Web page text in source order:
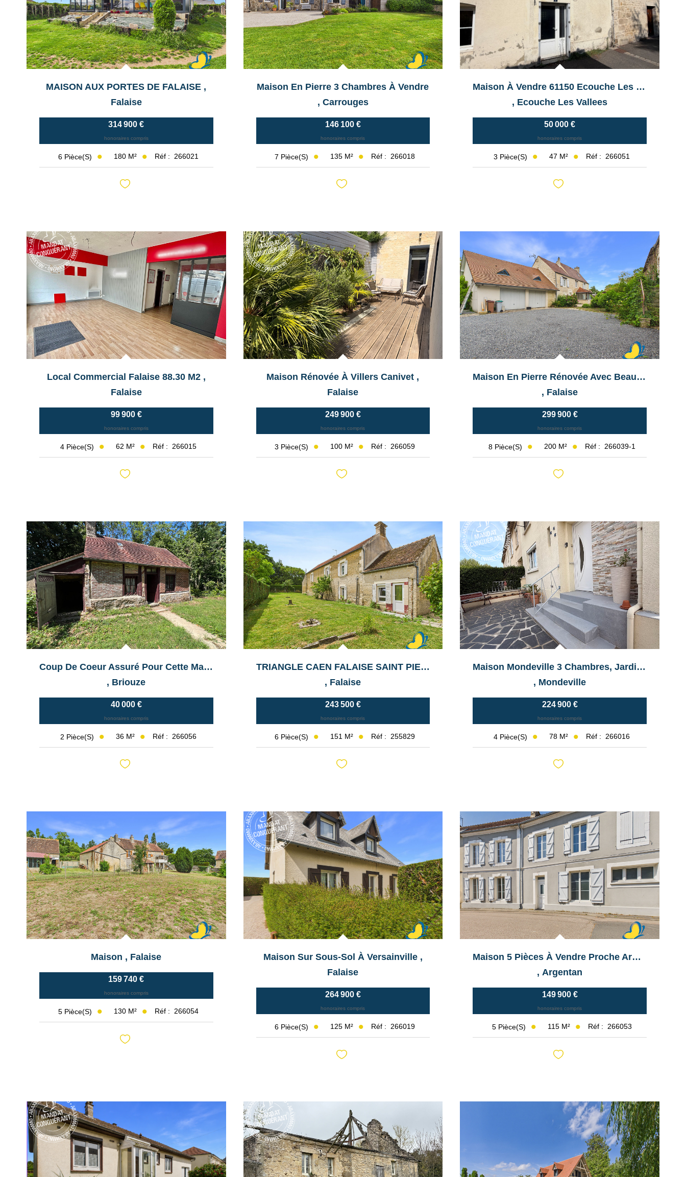
MAISON AUX PORTES DE FALAISE ,
Falaise
314 900 €
honoraires compris
6 Pièce(s) 180 M² Réf : 266021
Maison En Pierre 3 Chambres À Vendre
, Carrouges
146 100 €
honoraires compris
7 Pièce(s) 135 M² Réf : 266018
Maison À Vendre 61150 Ecouche Les Vallees
, Ecouche Les Vallees
50 000 €
honoraires compris
3 Pièce(s) 47 M² Réf : 266051
Exclusif
Local Commercial Falaise 88.30 M2 ,
Falaise
99 900 €
honoraires compris
4 Pièce(s) 62 M² Réf : 266015
Exclusif
Maison Rénovée À Villers Canivet ,
Falaise
249 900 €
honoraires compris
3 Pièce(s) 100 M² Réf : 266059
Maison En Pierre Rénovée Avec Beau Terrain!
, Falaise
299 900 €
honoraires compris
8 Pièce(s) 200 M² Réf : 266039-1
Coup De Coeur Assuré Pour Cette Maisonnette .
, Briouze
40 000 €
honoraires compris
2 Pièce(s) 36 M² Réf : 266056
TRIANGLE CAEN FALAISE SAINT PIERRE? Maison De + De 150m²...
, Falaise
243 500 €
honoraires compris
6 Pièce(s) 151 M² Réf : 255829
Exclusif
Maison Mondeville 3 Chambres, Jardin Et Sous-Sol
, Mondeville
224 900 €
honoraires compris
4 Pièce(s) 78 M² Réf : 266016
Maison , Falaise
159 740 €
honoraires compris
5 Pièce(s) 130 M² Réf : 266054
Exclusif
Maison Sur Sous-Sol À Versainville ,
Falaise
264 900 €
honoraires compris
6 Pièce(s) 125 M² Réf : 266019
Maison 5 Pièces À Vendre Proche Argentan 61200
,Argentan
149 900 €
honoraires compris
5 Pièce(s) 115 M² Réf : 266053
Exclusif Exclusif